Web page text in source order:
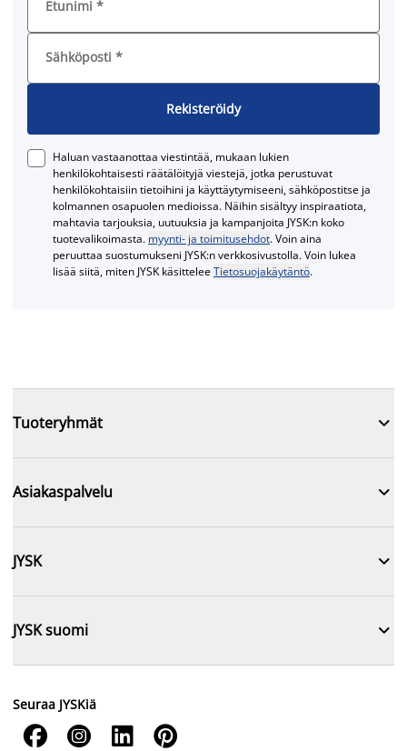
Etunimi *
Sähköposti *
Rekisteröidy
Haluan vastaanottaa viestintää, mukaan lukien
henkilökohtaisesti räätälöityjä viestejä, jotka perustuvat
henkilökohtaisiin tietoihini ja käyttäytymiseeni, sähköpostitse ja
kolmannen osapuolen medioissa. Näihin sisältyy inspiraatiota,
mahtavia tarjouksia, uutuuksia ja kampanjoita JYSK:n koko
tuotevalikoimasta. myynti- ja toimitusehdot. Voin aina
peruuttaa suostumukseni JYSK:n verkkosivustolla. Voin lukea
lisää siitä, miten JYSK käsitteleeTietosuojakäytäntö.
Tuoteryhmät 
Asiakaspalvelu 
JYSK 
JYSK suomi 
Seuraa JYSKiä
   